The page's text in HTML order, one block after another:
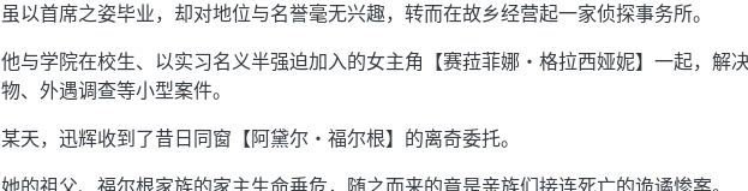
虽以首席之姿毕业，却对地位与名誉毫无兴趣，转而在故乡经营起一家侦探事务所。
他与学院在校生、以实习名义半强迫加入的女主角【赛菈菲娜・格拉西娅妮】一起，解
物、外遇调查等小型案件。
某天，迅辉收到了昔日同窗【阿黛尔・福尔根】的离奇委托。